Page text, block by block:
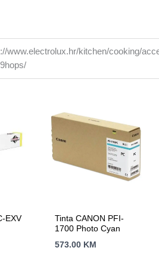
www.electrolux.hr/kitchen/cooking/
EXV
Tinta CANON PFI-
1700 Photo Cyan
573.00 KM